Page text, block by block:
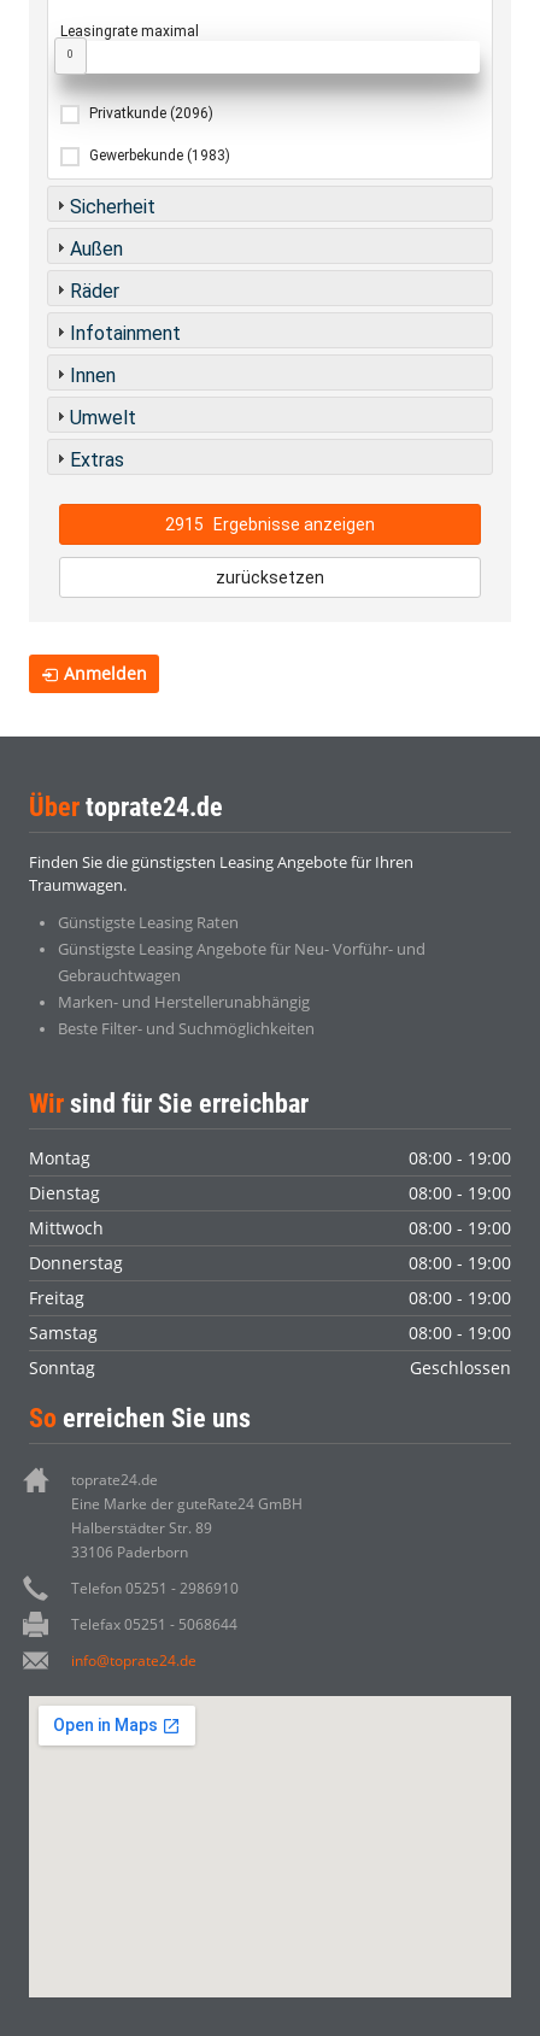
Leasingrate maximal
0
Privatkunde (2096)
Gewerbekunde (1983)
Sicherheit
Außen
Räder
Infotainment
Innen
Umwelt
Extras
2915 Ergebnisse anzeigen
zurücksetzen
Anmelden
Über toprate24.de
Finden Sie die günstigsten Leasing Angebote für Ihren
Traumwagen.
Günstigste Leasing Raten
Günstigste Leasing Angebote für Neu- Vorführ- und
Gebrauchtwagen
Marken- und Herstellerunabhängig
Beste Filter- und Suchmöglichkeiten
Wir sind für Sie erreichbar
Montag
08:00 - 19:00
Dienstag
08:00 - 19:00
Mittwoch
08:00 - 19:00
Donnerstag
08:00 - 19:00
Freitag
08:00 - 19:00
Samstag
08:00 - 19:00
Sonntag
Geschlossen
So erreichen Sie uns
toprate24.de
Eine Marke der guteRate24 GmBH
Halberstädter Str. 89
33106 Paderborn
Telefon 05251 - 2986910
Telefax 05251 - 5068644
info@toprate24.de